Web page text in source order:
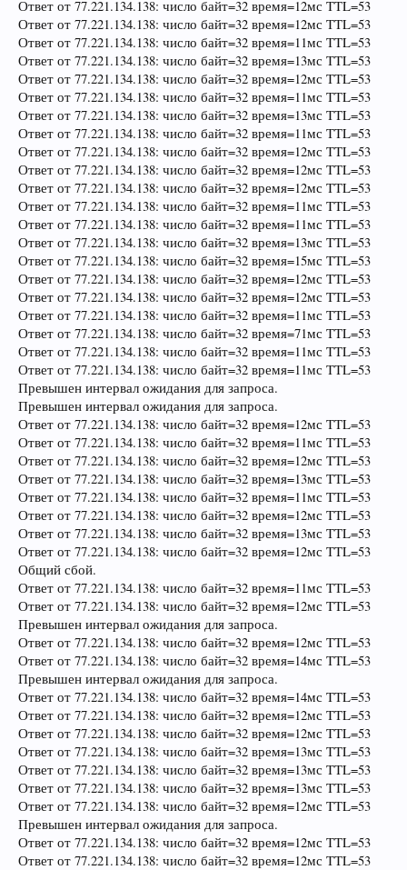
Ответ от 77.221.134.138: число байт=32 время=12мс TTL=53
Ответ от 77.221.134.138: число байт=32 время=12мс TTL=53
Ответ от 77.221.134.138: число байт=32 время=11мс TTL=53
Ответ от 77.221.134.138: число байт=32 время=13мс TTL=53
Ответ от 77.221.134.138: число байт=32 время=12мс TTL=53
Ответ от 77.221.134.138: число байт=32 время=11мс TTL=53
Ответ от 77.221.134.138: число байт=32 время=13мс TTL=53
Ответ от 77.221.134.138: число байт=32 время=11мс TTL=53
Ответ от 77.221.134.138: число байт=32 время=12мс TTL=53
Ответ от 77.221.134.138: число байт=32 время=12мс TTL=53
Ответ от 77.221.134.138: число байт=32 время=12мс TTL=53
Ответ от 77.221.134.138: число байт=32 время=11мс TTL=53
Ответ от 77.221.134.138: число байт=32 время=11мс TTL=53
Ответ от 77.221.134.138: число байт=32 время=13мс TTL=53
Ответ от 77.221.134.138: число байт=32 время=15мс TTL=53
Ответ от 77.221.134.138: число байт=32 время=12мс TTL=53
Ответ от 77.221.134.138: число байт=32 время=12мс TTL=53
Ответ от 77.221.134.138: число байт=32 время=11мс TTL=53
Ответ от 77.221.134.138: число байт=32 время=71мс TTL=53
Ответ от 77.221.134.138: число байт=32 время=11мс TTL=53
Ответ от 77.221.134.138: число байт=32 время=11мс TTL=53
Превышен интервал ожидания для запроса.
Превышен интервал ожидания для запроса.
Ответ от 77.221.134.138: число байт=32 время=12мс TTL=53
Ответ от 77.221.134.138: число байт=32 время=11мс TTL=53
Ответ от 77.221.134.138: число байт=32 время=12мс TTL=53
Ответ от 77.221.134.138: число байт=32 время=13мс TTL=53
Ответ от 77.221.134.138: число байт=32 время=11мс TTL=53
Ответ от 77.221.134.138: число байт=32 время=12мс TTL=53
Ответ от 77.221.134.138: число байт=32 время=13мс TTL=53
Ответ от 77.221.134.138: число байт=32 время=12мс TTL=53
Общий сбой.
Ответ от 77.221.134.138: число байт=32 время=11мс TTL=53
Ответ от 77.221.134.138: число байт=32 время=12мс TTL=53
Превышен интервал ожидания для запроса.
Ответ от 77.221.134.138: число байт=32 время=12мс TTL=53
Ответ от 77.221.134.138: число байт=32 время=14мс TTL=53
Превышен интервал ожидания для запроса.
Ответ от 77.221.134.138: число байт=32 время=14мс TTL=53
Ответ от 77.221.134.138: число байт=32 время=12мс TTL=53
Ответ от 77.221.134.138: число байт=32 время=12мс TTL=53
Ответ от 77.221.134.138: число байт=32 время=13мс TTL=53
Ответ от 77.221.134.138: число байт=32 время=13мс TTL=53
Ответ от 77.221.134.138: число байт=32 время=13мс TTL=53
Ответ от 77.221.134.138: число байт=32 время=12мс TTL=53
Превышен интервал ожидания для запроса.
Ответ от 77.221.134.138: число байт=32 время=12мс TTL=53
Ответ от 77.221.134.138: число байт=32 время=12мс TTL=53